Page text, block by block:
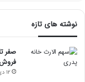
نوشته های تازه
فروش
12 دی 1404